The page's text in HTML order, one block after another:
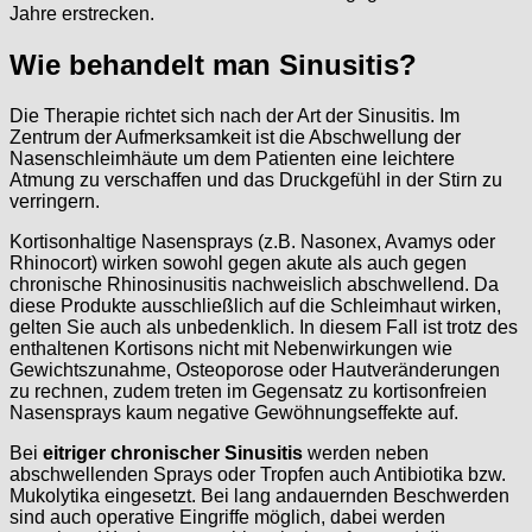
Jahre erstrecken.
Wie behandelt man Sinusitis?
Die Therapie richtet sich nach der Art der Sinusitis. Im
Zentrum der Aufmerksamkeit ist die Abschwellung der
Nasenschleimhäute um dem Patienten eine leichtere
Atmung zu verschaffen und das Druckgefühl in der Stirn zu
verringern.
Kortisonhaltige Nasensprays (z.B. Nasonex, Avamys oder
Rhinocort) wirken sowohl gegen akute als auch gegen
chronische Rhinosinusitis nachweislich abschwellend. Da
diese Produkte ausschließlich auf die Schleimhaut wirken,
gelten Sie auch als unbedenklich. In diesem Fall ist trotz des
enthaltenen Kortisons nicht mit Nebenwirkungen wie
Gewichtszunahme, Osteoporose oder Hautveränderungen
zu rechnen, zudem treten im Gegensatz zu kortisonfreien
Nasensprays kaum negative Gewöhnungseffekte auf.
Bei eitriger chronischer Sinusitis werden neben
abschwellenden Sprays oder Tropfen auch Antibiotika bzw.
Mukolytika eingesetzt. Bei lang andauernden Beschwerden
sind auch operative Eingriffe möglich, dabei werden